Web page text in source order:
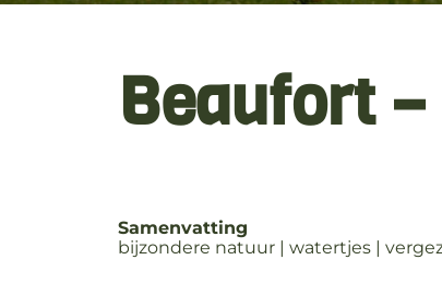
Beaufort
Samenvatting
bijzondere natuur | watertjes |